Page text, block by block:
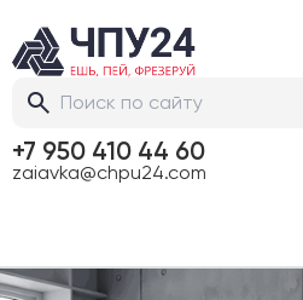
+7 950 410 44 60
zaiavka@chpu24.com